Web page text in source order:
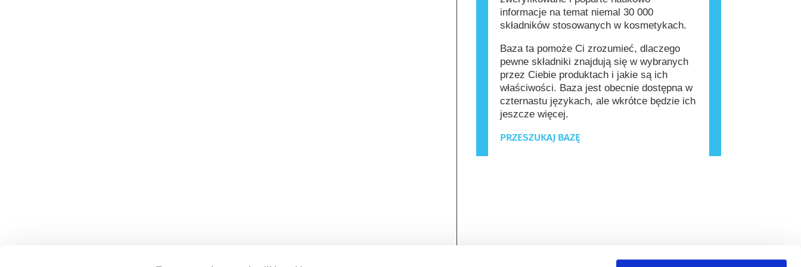
informacje na temat niemal 30 000
składników stosowanych w kosmetykach.
Baza ta pomoże Ci zrozumieć, dlaczego
pewne składniki znajdują się w wybranych
przez Ciebie produktach i jakie są ich
właściwości. Baza jest obecnie dostępna w
czternastu językach, ale wkrótce będzie ich
jeszcze więcej.
PRZESZUKAJ BAZĘ